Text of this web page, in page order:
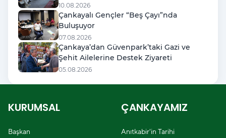
10.08.2026
Çankayalı Gençler “Beş Çayı”nda
Buluşuyor
07.08.2026
Çankaya’dan Güvenpark’taki Gazi ve
Şehit Ailelerine Destek Ziyareti
05.08.2026
KURUMSAL
Başkan
ÇANKAYAMIZ
Anıtkabir'in Tarihi